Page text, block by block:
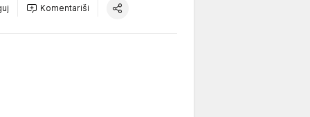
Komentariši